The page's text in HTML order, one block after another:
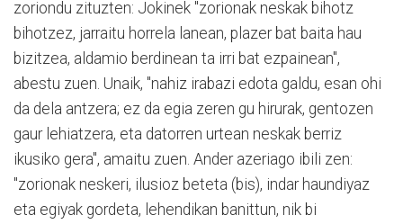
zoriondu zituzten: Jokinek "zorionak neskak bihotz
bihotzez, jarraitu horrela lanean, plazer bat baita hau
bizitzea, aldamio berdinean ta irri bat ezpainean",
abestu zuen. Unaik, "nahiz irabazi edota galdu, esan ohi
da dela antzera; ez da egia zeren gu hirurak, gentozen
gaur lehiatzera, eta datorren urtean neskak berriz
ikusiko gera", amaitu zuen. Ander azeriago ibili zen:
"zorionak neskeri, ilusioz beteta (bis), indar haundiyaz
eta egiyak gordeta, lehendikan banittun, nik bi